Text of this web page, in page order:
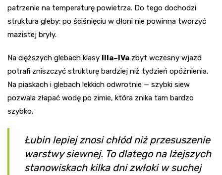
patrzenie na temperaturę powietrza. Do tego dochodzi
struktura gleby: po ściśnięciu w dłoni nie powinna tworzyć
mazistej bryły.
Na cięższych glebach klasy IIIa–IVa zbyt wczesny wjazd
potrafi zniszczyć strukturę bardziej niż tydzień opóźnienia.
Na piaskach i glebach lekkich odwrotnie — szybki siew
pozwala złapać wodę po zimie, która znika tam bardzo
szybko.
Łubin lepiej znosi chłód niż przesuszenie
warstwy siewnej. To dlatego na lżejszych
stanowiskach kilka dni zwłoki w suchej